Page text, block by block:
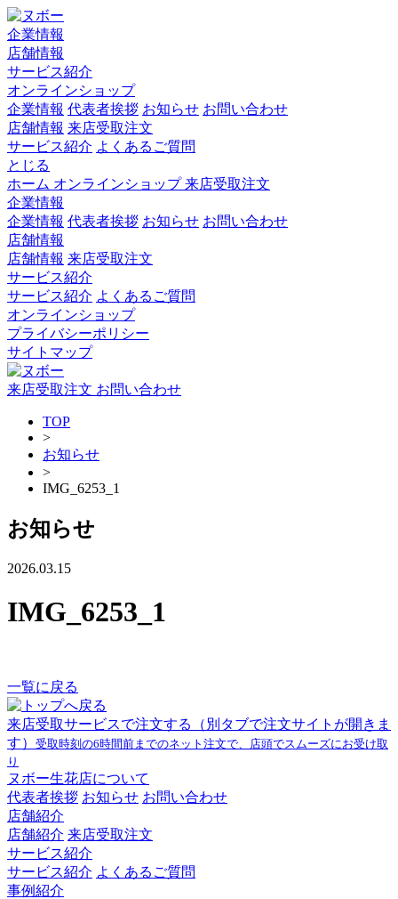
企業情報
店舗情報
サービス紹介
オンラインショップ
企業情報 代表者挨拶 お知らせ お問い合わせ
店舗情報 来店受取注文
サービス紹介 よくあるご質問
とじる
ホーム オンラインショップ来店受取注文
企業情報
企業情報 代表者挨拶 お知らせ お問い合わせ
店舗情報
店舗情報 来店受取注文
サービス紹介
サービス紹介 よくあるご質問
オンラインショップ
プライバシーポリシー
サイトマップ
来店受取注文 お問い合わせ
TOP
>
お知らせ
>
IMG_6253_1
お知らせ
2026.03.15
IMG_6253_1
一覧に戻る
来店受取サービスで注文する
（別タブで注文サイトが開きま
す） 受取時刻の6時間前までのネット注文で、店頭でスムーズにお受け取
り
ヌボー生花店について
代表者挨拶 お知らせ お問い合わせ
店舗紹介
店舗紹介 来店受取注文
サービス紹介
サービス紹介 よくあるご質問
事例紹介